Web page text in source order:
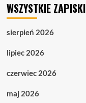
7.06.
WSZYSTKIE ZAPISKI
sierpień 2026
lipiec 2026
czerwiec 2026
maj 2026